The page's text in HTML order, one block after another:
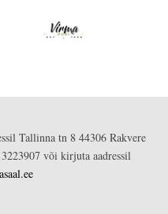
Tallinna tn 8 44306 Rakvere
või kirjuta aadressil